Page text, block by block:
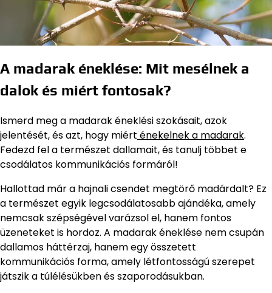
A madarak éneklése: Mit mesélnek a
dalok és miért fontosak?
Ismerd meg a madarak éneklési szokásait, azok
jelentését, és azt, hogy miért énekelnek a madarak.
Fedezd fel a természet dallamait, és tanulj többet e
csodálatos kommunikációs formáról!
Hallottad már a hajnali csendet megtörő madárdalt? Ez
a természet egyik legcsodálatosabb ajándéka, amely
nemcsak szépségével varázsol el, hanem fontos
üzeneteket is hordoz. A madarak éneklése nem csupán
dallamos háttérzaj, hanem egy összetett
kommunikációs forma, amely létfontosságú szerepet
játszik a túlélésükben és szaporodásukban.